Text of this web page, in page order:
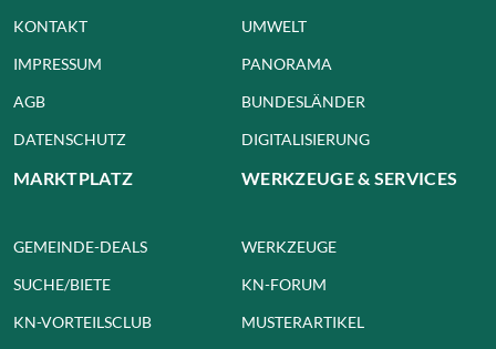
KONTAKT
IMPRESSUM
AGB
DATENSCHUTZ
UMWELT
PANORAMA
BUNDESLÄNDER
DIGITALISIERUNG
MARKTPLATZ
GEMEINDE-DEALS
SUCHE/BIETE
KN-VORTEILSCLUB
WERKZEUGE & SERVICES
WERKZEUGE
KN-FORUM
MUSTERARTIKEL